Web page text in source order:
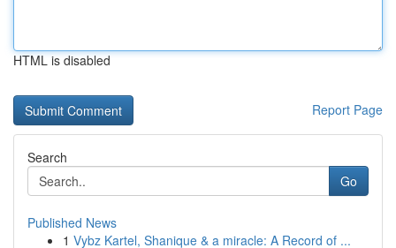
HTML is disabled
Report Page
Search
Go
Published News
1 Vybz Kartel, Shanique & a miracle: A Record of ...